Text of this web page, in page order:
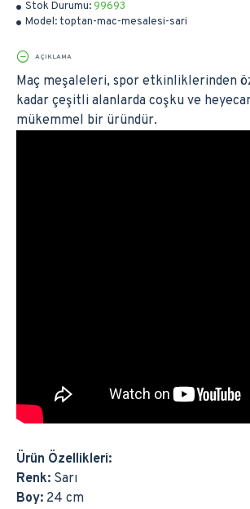
Stok Durumu: 99693
Model: toptan-mac-mesalesi-sari
AÇIKLAMA
Maç meşaleleri, spor etkinliklerinden
kadar çeşitli alanlarda coşku ve
mükemmel bir üründür.
Ürün Özellikleri:
Renk: Sarı
Boy: 24 cm